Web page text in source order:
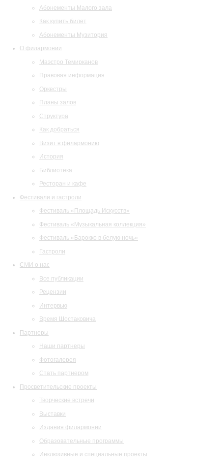
Абонементы Малого зала
Как купить билет
Абонементы Музитория
О филармонии
Маэстро Темирканов
Правовая информация
Оркестры
Планы залов
Структура
Как добраться
Визит в филармонию
История
Библиотека
Ресторан и кафе
Фестивали и гастроли
Фестиваль «Площадь Искусств»
Фестиваль «Музыкальная коллекция»
Фестиваль «Барокко в белую ночь»
Гастроли
СМИ о нас
Все публикации
Рецензии
Интервью
Время Шостаковича
Партнеры
Наши партнеры
Фотогалерея
Стать партнером
Просветительские проекты
Творческие встречи
Выставки
Издания филармонии
Образовательные программы
Инклюзивные и специальные проекты